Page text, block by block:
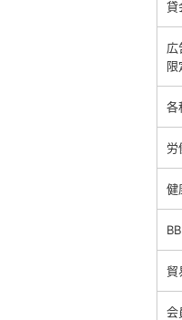
貸
広
限
各
労
健
貿
会